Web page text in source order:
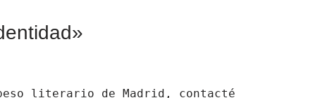
literario de Madrid, contacté